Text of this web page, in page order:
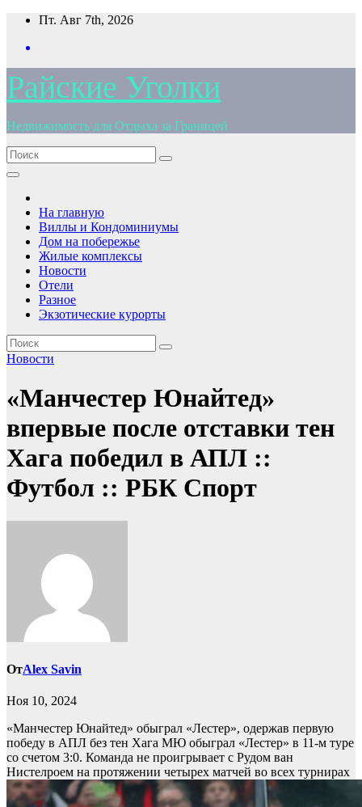
Перейти
содержимому
Пт. Авг 7th, 2026
Райские Уголки
Недвижимость для Отдыха за Границей
На главную
Виллы и Кондоминиумы
Дом на побережье
Жилые комплексы
Новости
Отели
Разное
Экзотические курорты
Новости
«Манчестер Юнайтед»
впервые после отставки тен
Хага победил в АПЛ ::
Футбол :: РБК Спорт
ОтAlex Savin
Ноя 10, 2024
«Манчестер Юнайтед» обыграл «Лестер», одержав первую
победу в АПЛ без тен Хага МЮ обыграл «Лестер» в 11-м туре
со счетом 3:0. Команда не проигрывает с Рудом ван
Нистелроем на протяжении четырех матчей во всех турнирах